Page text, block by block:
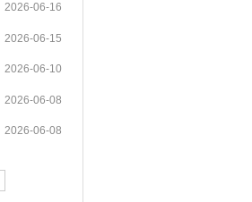
2026-06-16
2026-06-15
2026-06-10
2026-06-08
2026-06-08